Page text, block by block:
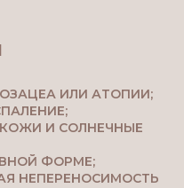
ИЛИ АТОПИИ;
И СОЛНЕЧНЫЕ
ФОРМЕ;
НЕПЕРЕНОСИМОСТЬ